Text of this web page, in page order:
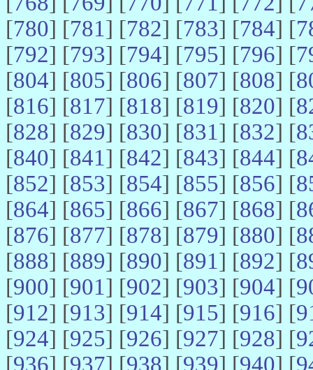
[780] [781] [782] [783] [784] [
[792] [793] [794] [795] [796] [
[804] [805] [806] [807] [808] [
[816] [817] [818] [819] [820] [
[828] [829] [830] [831] [832] [
[840] [841] [842] [843] [844] [
[852] [853] [854] [855] [856] [
[864] [865] [866] [867] [868] [
[876] [877] [878] [879] [880] [
[888] [889] [890] [891] [892] [
[900] [901] [902] [903] [904] [
[912] [913] [914] [915] [916] [
[924] [925] [926] [927] [928] [
[936] [937] [938] [939] [940] [